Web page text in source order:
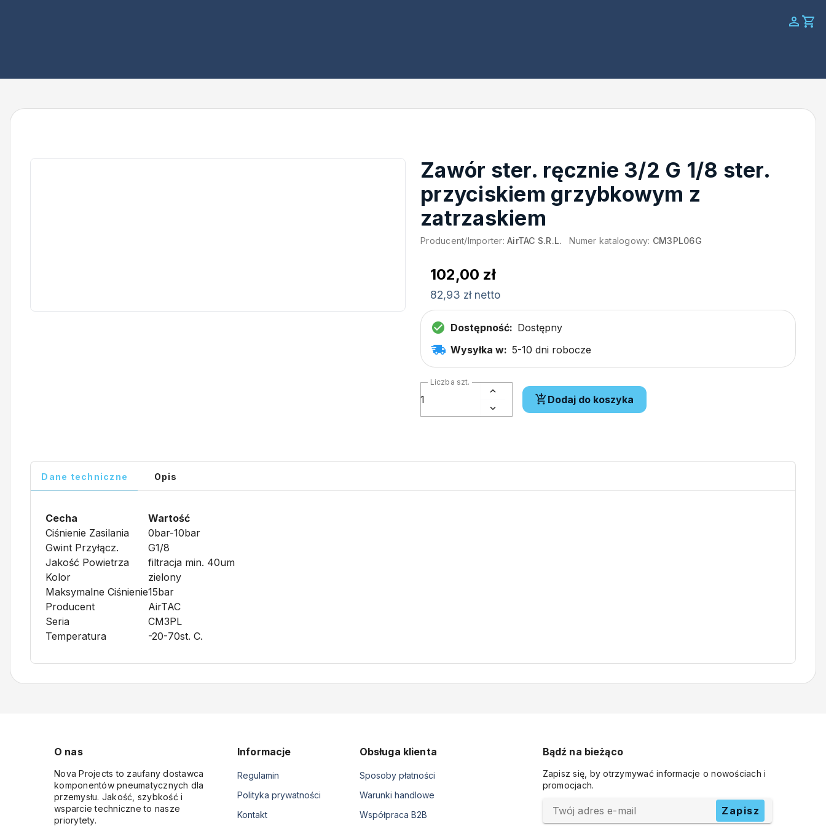
Zawór ster. ręcznie 3/2 G 1/8 ster.
przyciskiem grzybkowym z
zatrzaskiem
Producent/Importer: AirTAC S.R.L. Numer katalogowy: CM3PL06G
102,00 zł
82,93 zł netto
Dostępność: Dostępny
Wysyłka w: 5-10 dni robocze
Liczba szt.
Dodaj do koszyka
Dane techniczne Opis
Cecha
Wartość
Ciśnienie Zasilania
0bar-10bar
Gwint Przyłącz.
G1/8
Jakość Powietrza
filtracja min. 40um
Kolor
zielony
Maksymalne Ciśnienie15bar
Producent
AirTAC
Seria
CM3PL
Temperatura
-20-70st. C.
O nas
Nova Projects to zaufany dostawca
komponentów pneumatycznych dla
przemysłu. Jakość, szybkość i
wsparcie techniczne to nasze
priorytety.
Informacje
Regulamin
Polityka prywatności
Kontakt
Obsługa klienta
Sposoby płatności
Warunki handlowe
Współpraca B2B
Bądź na bieżąco
Zapisz się, by otrzymywać informacje o nowościach i
promocjach.
Twój adres e-mail Zapisz